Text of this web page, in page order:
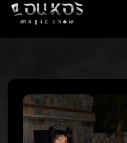
Πλοήγηση
άρθρων